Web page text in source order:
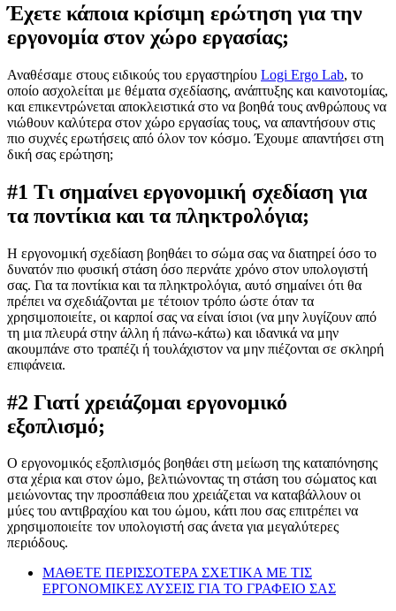
Έχετε κάποια κρίσιμη ερώτηση για την
εργονομία στον χώρο εργασίας;
Αναθέσαμε στους ειδικούς του εργαστηρίου Logi Ergo Lab, το
οποίο ασχολείται με θέματα σχεδίασης, ανάπτυξης και καινοτομίας,
και επικεντρώνεται αποκλειστικά στο να βοηθά τους ανθρώπους να
νιώθουν καλύτερα στον χώρο εργασίας τους, να απαντήσουν στις
πιο συχνές ερωτήσεις από όλον τον κόσμο. Έχουμε απαντήσει στη
δική σας ερώτηση;
#1 Τι σημαίνει εργονομική σχεδίαση για
τα ποντίκια και τα πληκτρολόγια;
Η εργονομική σχεδίαση βοηθάει το σώμα σας να διατηρεί όσο το
δυνατόν πιο φυσική στάση όσο περνάτε χρόνο στον υπολογιστή
σας. Για τα ποντίκια και τα πληκτρολόγια, αυτό σημαίνει ότι θα
πρέπει να σχεδιάζονται με τέτοιον τρόπο ώστε όταν τα
χρησιμοποιείτε, οι καρποί σας να είναι ίσιοι (να μην λυγίζουν από
τη μια πλευρά στην άλλη ή πάνω-κάτω) και ιδανικά να μην
ακουμπάνε στο τραπέζι ή τουλάχιστον να μην πιέζονται σε σκληρή
επιφάνεια.
#2 Γιατί χρειάζομαι εργονομικό
εξοπλισμό;
Ο εργονομικός εξοπλισμός βοηθάει στη μείωση της καταπόνησης
στα χέρια και στον ώμο, βελτιώνοντας τη στάση του σώματος και
μειώνοντας την προσπάθεια που χρειάζεται να καταβάλλουν οι
μύες του αντιβραχίου και του ώμου, κάτι που σας επιτρέπει να
χρησιμοποιείτε τον υπολογιστή σας άνετα για μεγαλύτερες
περιόδους.
ΜΑΘΕΤΕ ΠΕΡΙΣΣΟΤΕΡΑ ΣΧΕΤΙΚΑ ΜΕ ΤΙΣ
ΕΡΓΟΝΟΜΙΚΕΣ ΛΥΣΕΙΣ ΓΙΑ ΤΟ ΓΡΑΦΕΙΟ ΣΑΣ